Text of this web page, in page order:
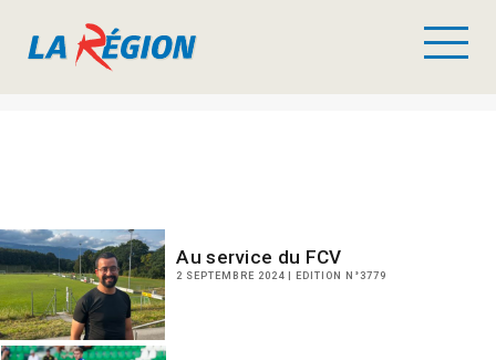
Au service du FCV
2 SEPTEMBRE 2024 | EDITION N°3779